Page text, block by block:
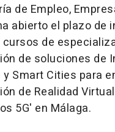
de Empleo,
abierto el plazo de
de
de soluciones de
Smart Cities para
de Realidad
5G' en Málaga.